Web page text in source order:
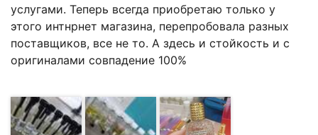
услугами. Теперь всегда приобретаю только у
этого интнрнет магазина, перепробовала разных
поставщиков, все не то. А здесь и стойкость и с
оригиналами совпадение 100%